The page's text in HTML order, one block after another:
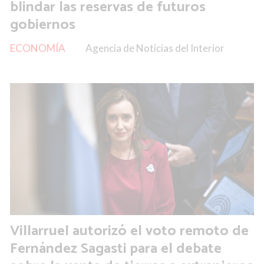
blindar las reservas de futuros
gobiernos
Agencia de Noticias del Interior
ECONOMÍA
Villarruel autorizó el voto remoto de
Fernández Sagasti para el debate